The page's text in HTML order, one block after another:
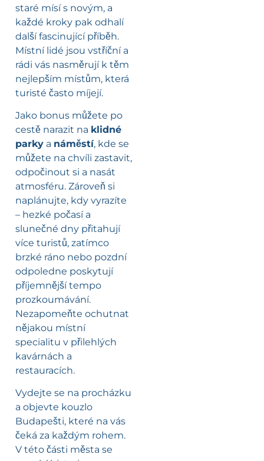
staré mísí s novým, a
každé kroky pak odhalí
další fascinující příběh.
Místní lidé jsou vstříční a
rádi vás nasměrují k těm
nejlepším místům, která
turisté často míjejí.
Jako bonus můžete po
cestě narazit na klidné
parky a náměstí, kde se
můžete na chvíli zastavit,
odpočinout si a nasát
atmosféru. Zároveň si
naplánujte, kdy vyrazíte
– hezké počasí a
slunečné dny přitahují
více turistů, zatímco
brzké ráno nebo pozdní
odpoledne poskytují
příjemnější tempo
prozkoumávání.
Nezapomeňte ochutnat
nějakou místní
specialitu v přilehlých
kavárnách a
restauracích.
Vydejte se na procházku
a objevte kouzlo
Budapešti, které na vás
čeká za každým rohem.
V této části města se